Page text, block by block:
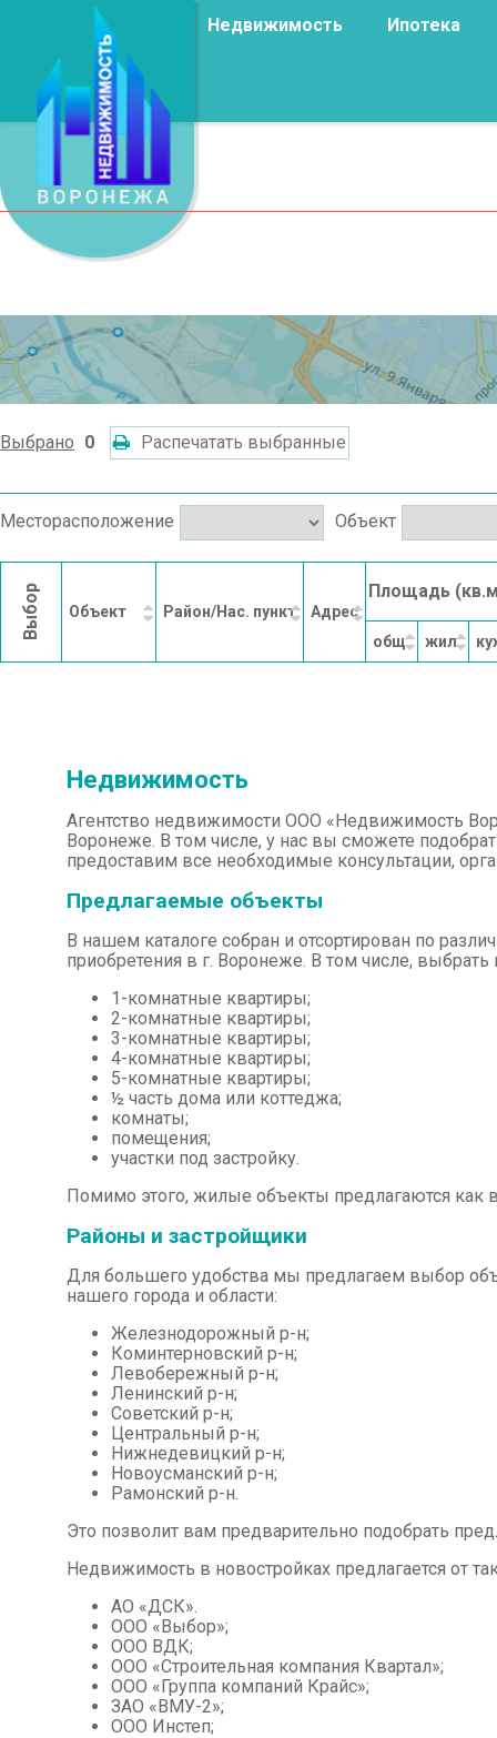
Недвижимость Ипотека
Выбрано 0 Распечатать выбранные
Месторасположение Объект
Выбор Объект Район/Нас. пункт Адрес
Площадь
общ. жил.
Недвижимость
Агентство недвижимости ООО «Недвижимость
Воронеже. В том числе, у нас вы сможете
предоставим все необходимые консультации,
Предлагаемые объекты
В нашем каталоге собран и отсортирован по
приобретения в г. Воронеже. В том числе,
1-комнатные квартиры;
2-комнатные квартиры;
3-комнатные квартиры;
4-комнатные квартиры;
5-комнатные квартиры;
½ часть дома или коттеджа;
комнаты;
помещения;
участки под застройку.
Помимо этого, жилые объекты предлагаются как
Районы и застройщики
Для большего удобства мы предлагаем выбор
нашего города и области:
Железнодорожный р-н;
Коминтерновский р-н;
Левобережный р-н;
Ленинский р-н;
Советский р-н;
Центральный р-н;
Нижнедевицкий р-н;
Новоусманский р-н;
Рамонский р-н.
Это позволит вам предварительно подобрать
Недвижимость в новостройках предлагается от
АО «ДСК».
ООО «Выбор»;
ООО ВДК;
ООО «Строительная компания Квартал»;
ООО «Группа компаний Крайс»;
ЗАО «ВМУ-2»;
ООО Инстеп;